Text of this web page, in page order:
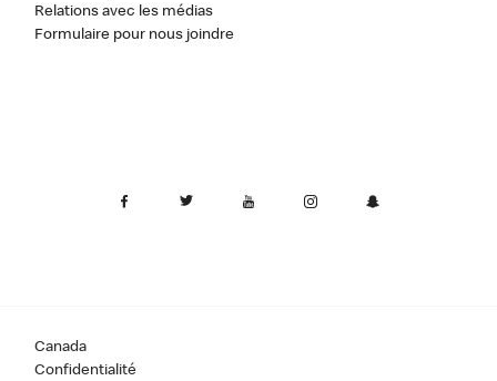
Relations avec les médias
Formulaire pour nous joindre
Canada
Confidentialité